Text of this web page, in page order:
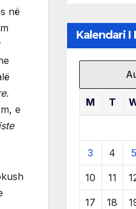
në
e
Kalendari
M T
3 4 5
10 11
17 18